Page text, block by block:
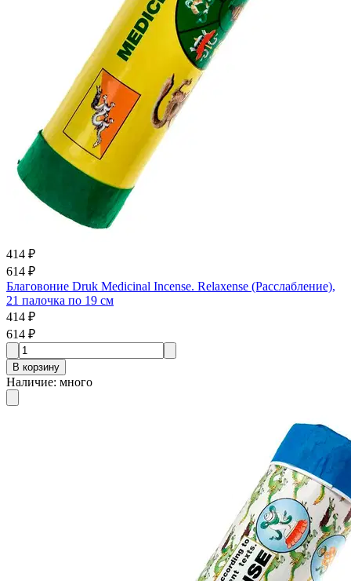
414 ₽
614 ₽
Благовоние Druk Medicinal Incense. Relaxense (Расслабление),
21 палочка по 19 см
414 ₽
614 ₽
В корзину
Наличие: много